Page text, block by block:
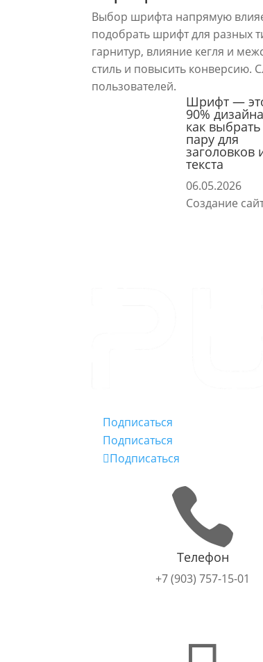
Выбор шрифта напрямую
подобрать шрифт для разных
гарнитур, влияние кегля и
стиль и повысить конверсию.
пользователей.
Шрифт —
90%
как выбрать
пару для
заголовков
текста
06.05.2026
Создание
Подписаться
Подписаться
Подписаться

Телефон
+7 (903) 757-15-01